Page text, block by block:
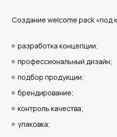
Создание welcome pack «под
разработка концепции;
профессиональный дизайн;
подбор продукции;
брендирование;
контроль качества;
упаковка;